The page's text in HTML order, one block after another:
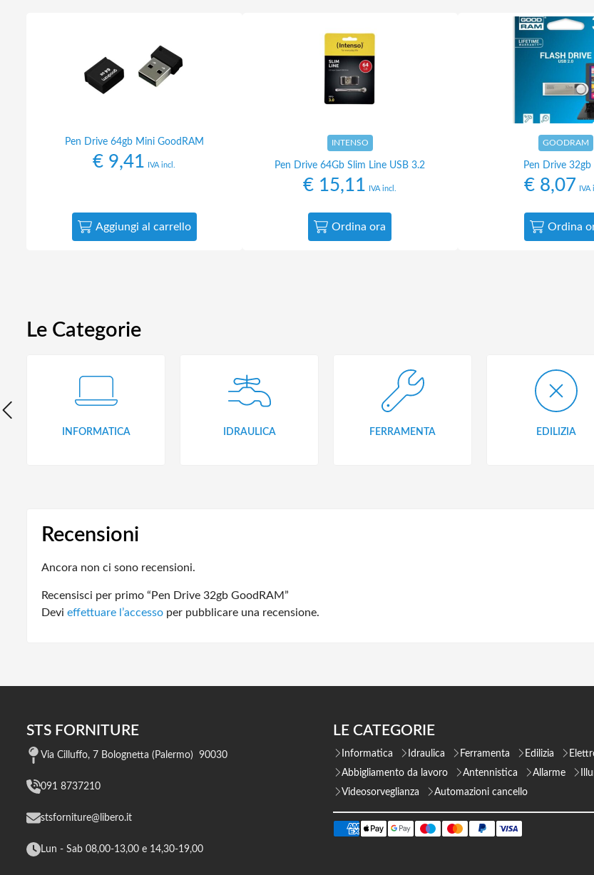
Pen Drive 64gb Mini GoodRAM
€ 9,41 IVA incl.
Aggiungi al carrello
INTENSO
Pen Drive 64Gb Slim Line USB 3.2
€ 15,11 IVA incl.
Ordina ora
GOODRAM
Pen Drive 32gb
€ 8,07 IVA
Ordina
Le Categorie
INFORMATICA IDRAULICA FERRAMENTA EDILIZIA
Recensioni
Ancora non ci sono recensioni.
Recensisci per primo “Pen Drive 32gb GoodRAM”
Devi effettuare l’accesso per pubblicare una recensione.
STS FORNITURE
Via Cilluffo, 7 Bolognetta (Palermo) 90030
091 8737210
stsforniture@libero.it
Lun - Sab 08,00-13,00 e 14,30-19,00
LE CATEGORIE
Informatica Idraulica Ferramenta Edilizia
Abbigliamento da lavoro
Antennistica Allarme
Videosorveglianza
Automazioni cancello